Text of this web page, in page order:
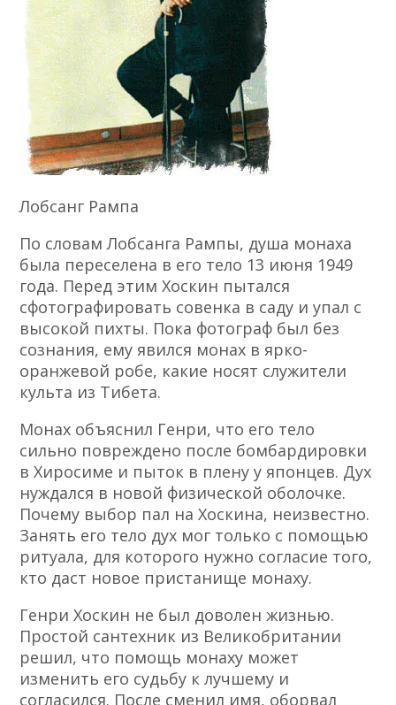
Лобсанг Рампа
По словам Лобсанга Рампы, душа монаха
была переселена в его тело 13 июня 1949
года. Перед этим Хоскин пытался
сфотографировать совенка в саду и упал с
высокой пихты. Пока фотограф был без
сознания, ему явился монах в ярко-
оранжевой робе, какие носят служители
культа из Тибета.
Монах объяснил Генри, что его тело
сильно повреждено после бомбардировки
в Хиросиме и пыток в плену у японцев. Дух
нуждался в новой физической оболочке.
Почему выбор пал на Хоскина, неизвестно.
Занять его тело дух мог только с помощью
ритуала, для которого нужно согласие того,
кто даст новое пристанище монаху.
Генри Хоскин не был доволен жизнью.
Простой сантехник из Великобритании
решил, что помощь монаху может
изменить его судьбу к лучшему и
согласился. После сменил имя, оборвал